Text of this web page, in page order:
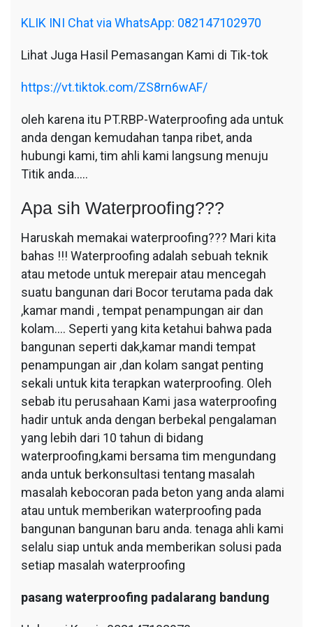
KLIK INI Chat via WhatsApp: 082147102970
Lihat Juga Hasil Pemasangan Kami di Tik-tok
https://vt.tiktok.com/ZS8rn6wAF/
oleh karena itu PT.RBP-Waterproofing ada untuk
anda dengan kemudahan tanpa ribet, anda
hubungi kami, tim ahli kami langsung menuju
Titik anda…..
Apa sih Waterproofing???
Haruskah memakai waterproofing??? Mari kita
bahas !!! Waterproofing adalah sebuah teknik
atau metode untuk merepair atau mencegah
suatu bangunan dari Bocor terutama pada dak
,kamar mandi , tempat penampungan air dan
kolam…. Seperti yang kita ketahui bahwa pada
bangunan seperti dak,kamar mandi tempat
penampungan air ,dan kolam sangat penting
sekali untuk kita terapkan waterproofing. Oleh
sebab itu perusahaan Kami jasa waterproofing
hadir untuk anda dengan berbekal pengalaman
yang lebih dari 10 tahun di bidang
waterproofing,kami bersama tim mengundang
anda untuk berkonsultasi tentang masalah
masalah kebocoran pada beton yang anda alami
atau untuk memberikan waterproofing pada
bangunan bangunan baru anda. tenaga ahli kami
selalu siap untuk anda memberikan solusi pada
setiap masalah waterproofing
pasang waterproofing padalarang bandung